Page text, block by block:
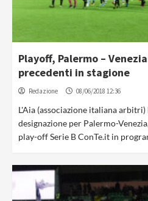
Playoff, Palermo –
precedenti in stagione
Redazione 08/06/2018 12:36
L'Aia (associazione italiana
designazione per Palermo-
play-off Serie B ConTe.it in